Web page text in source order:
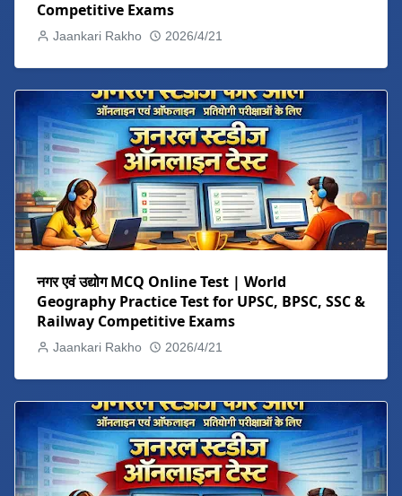
Competitive Exams
Jaankari Rakho 2026/4/21
नगर एवं उद्योग MCQ Online Test | World
Geography Practice Test for UPSC, BPSC, SSC &
Railway Competitive Exams
Jaankari Rakho 2026/4/21